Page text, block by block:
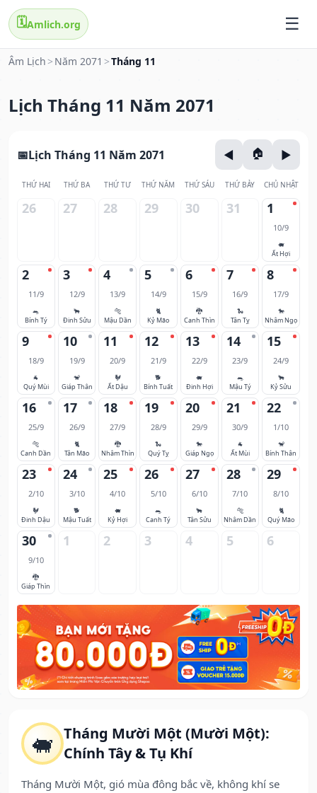
🗓️Amlich.org
Âm Lịch > Năm 2071 >Tháng 11
Lịch Tháng 11 Năm 2071
🐖 Tháng Mười Một (Mười Một):
Chính Tây & Tụ Khí
Tháng Mười Một, gió mùa đông bắc về, không khí se
Lịch Tháng 11 Năm 2071
THỨ HAI THỨ BA THỨ TƯ THỨ NĂM THỨ SÁU THỨ BẢY CHỦ NHẬT
26 27 28 29 30 31 1
10/9
🐖
Ất Hợi
2
11/9
🐀
Bính Tý
3
12/9
🐂
Đinh Sửu
4
13/9
🐅
Mậu Dần
5
14/9
🐈
Kỷ Mão
6
15/9
🐉
Canh Thìn
7
16/9
🐍
Tân Tỵ
8
17/9
🐎
Nhâm Ngọ
9
18/9
🐐
Quý Mùi
10
19/9
🐒
Giáp Thân
11
20/9
🐓
Ất Dậu
12
21/9
🐕
Bính Tuất
13
22/9
🐖
Đinh Hợi
14
23/9
🐀
Mậu Tý
15
24/9
🐂
Kỷ Sửu
16
25/9
🐅
Canh Dần
17
26/9
🐈
Tân Mão
18
27/9
🐉
Nhâm Thìn
19
28/9
🐍
Quý Tỵ
20
29/9
🐎
Giáp Ngọ
21
30/9
🐐
Ất Mùi
22
1/10
🐒
Bính Thân
23
2/10
🐓
Đinh Dậu
24
3/10
🐕
Mậu Tuất
25
4/10
🐖
Kỷ Hợi
26
5/10
🐀
Canh Tý
27
6/10
🐂
Tân Sửu
28
7/10
🐅
Nhâm Dần
29
8/10
🐈
Quý Mão
30
9/10
🐉
Giáp Thìn
1 2 3 4 5 6